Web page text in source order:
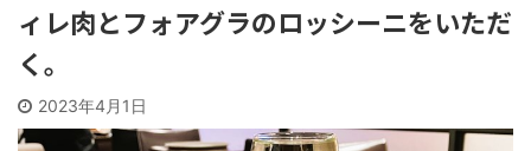
ィレ肉とフォアグラのロッシーニをいただ
く。
2023年4月1日